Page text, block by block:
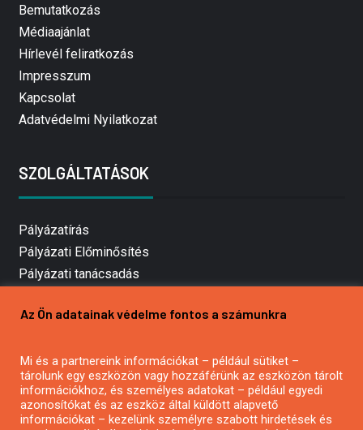
Bemutatkozás
Médiaajánlat
Hírlevél feliratkozás
Impresszum
Kapcsolat
Adatvédelmi Nyilatkozat
SZOLGÁLTATÁSOK
Pályázatírás
Pályázati Előminősítés
Pályázati tanácsadás
Mezőgazdasági pályázatírás
Pályázatírás civil szervezeteknek
Pályázatírás önkormányzatoknak
Pályázatfigyelés
Specifikus pályázatfigyelés vagy hírlevél
Az Ön adatainak védelme fontos a számunkra
Mi és a partnereink információkat – például sütiket –
tárolunk egy eszközön vagy hozzáférünk az eszközön tárolt
információkhoz, és személyes adatokat – például egyedi
azonosítókat és az eszköz által küldött alapvető
információkat – kezelünk személyre szabott hirdetések és